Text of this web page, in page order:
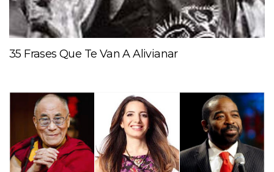
35 Frases Que Te Van A Alivianar